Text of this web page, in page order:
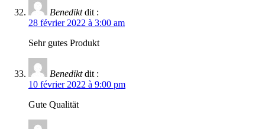
Benedikt dit :
28 février 2022 à 3:00 am
Sehr gutes Produkt
Benedikt dit :
10 février 2022 à 9:00 pm
Gute Qualität